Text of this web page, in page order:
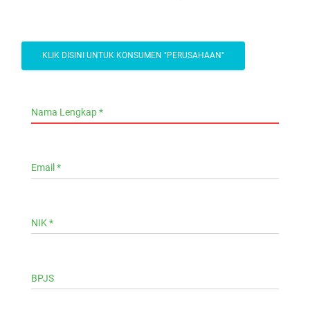
KLIK DISINI UNTUK KONSUMEN "PERUSAHAAN"
Nama Lengkap *
Email *
NIK *
BPJS